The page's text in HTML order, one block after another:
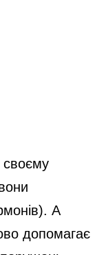
своєму
А
допомагає